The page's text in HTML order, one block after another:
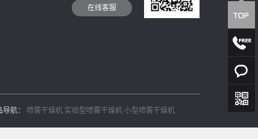
在线客服
导航： 喷雾干燥机 实验型喷雾干燥机 小型喷雾干燥机